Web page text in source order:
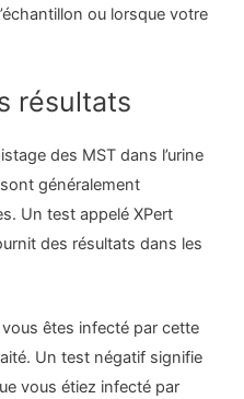
ou lorsque votre
résultats
des MST dans l’urine
généralement
Un test appelé XPert
des résultats dans les
êtes infecté par cette
Un test négatif signifie
vous étiez infecté par